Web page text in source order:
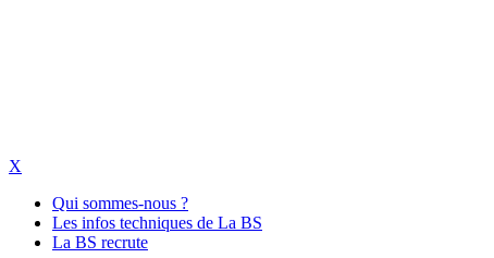
X
Qui sommes-nous ?
Les infos techniques de La BS
La BS recrute